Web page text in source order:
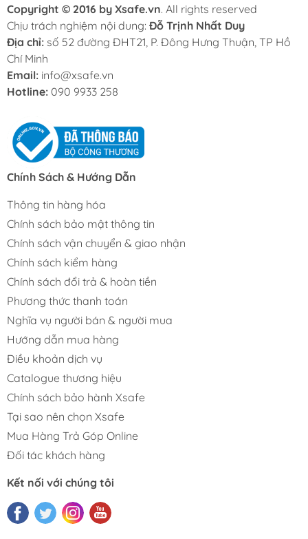
Copyright © 2016 by Xsafe.vn. All rights reserved
Chịu trách nghiệm nội dung: Đỗ Trịnh Nhất Duy
Địa chỉ: số 52 đường ĐHT21, P. Đông Hưng Thuận, TP Hồ
Chí Minh
Email: info@xsafe.vn
Hotline: 090 9933 258
Chính Sách & Hướng Dẫn
Thông tin hàng hóa
Chính sách bảo mật thông tin
Chính sách vận chuyển & giao nhận
Chính sách kiểm hàng
Chính sách đổi trả & hoàn tiền
Phương thức thanh toán
Nghĩa vụ người bán & người mua
Hướng dẫn mua hàng
Điều khoản dịch vụ
Catalogue thương hiệu
Chính sách bảo hành Xsafe
Tại sao nên chọn Xsafe
Mua Hàng Trả Góp Online
Đối tác khách hàng
Kết nối với chúng tôi